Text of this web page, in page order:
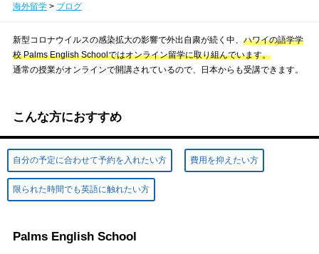
海外留学> ブログ
新型コロナウイルスの感染拡大の影響で外出自粛が続く中、 ハワイの語学学
校 Palms English Schoolではオンライン留学に取り組んでいます。
通常の授業がオンラインで開講されているので、日本からも受講できます。
こんな方におすすめ
自分の予定に合わせて予約を入れたい方 費用を抑えたい方
限られた時間でも英語に触れたい方
Palms English School